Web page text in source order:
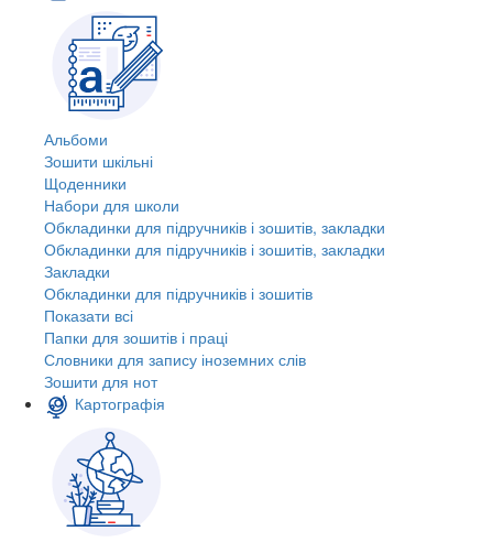
Альбоми
Зошити шкільні
Щоденники
Набори для школи
Обкладинки для підручників і зошитів, закладки
Обкладинки для підручників і зошитів, закладки
Закладки
Обкладинки для підручників і зошитів
Показати всі
Папки для зошитів і праці
Словники для запису іноземних слів
Зошити для нот
Картографія